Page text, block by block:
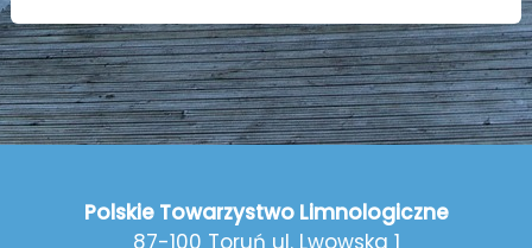
Polskie Towarzystwo Limnologiczne
87-100 Toruń ul. Lwowska 1